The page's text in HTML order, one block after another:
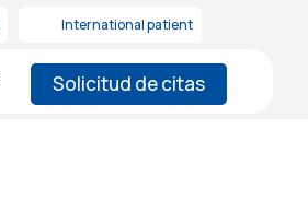
International patient
Solicitud de citas